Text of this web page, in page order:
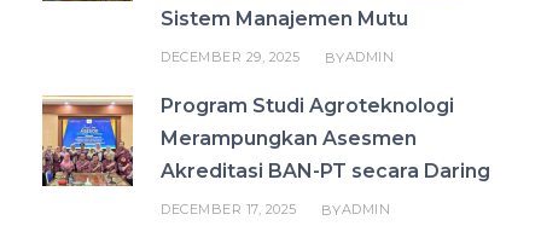
Sistem Manajemen Mutu
DECEMBER 29, 2025 BYADMIN
Program Studi Agroteknologi
Merampungkan Asesmen
Akreditasi BAN-PT secara Daring
DECEMBER 17, 2025 BYADMIN